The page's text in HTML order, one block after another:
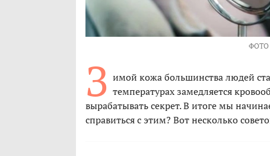
ФОТО
З имой кожа большинства людей
температурах замедляется
вырабатывать секрет. В итоге мы
справиться с этим? Вот несколько